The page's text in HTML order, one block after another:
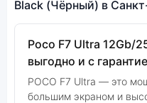
Black (Чёрный) в
Poco F7 Ultra 12Gb/
выгодно и с
POCO F7 Ultra — это
большим экраном и